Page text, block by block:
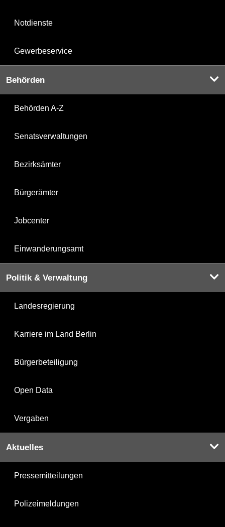
Notdienste
Gewerbeservice
Behörden
Behörden A-Z
Senatsverwaltungen
Bezirksämter
Bürgerämter
Jobcenter
Einwanderungsamt
Politik & Verwaltung
Landesregierung
Karriere im Land Berlin
Bürgerbeteiligung
Open Data
Vergaben
Aktuelles
Pressemitteilungen
Polizeimeldungen